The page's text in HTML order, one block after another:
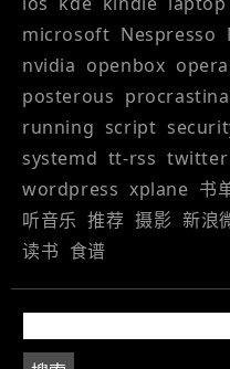
microsoft Nespresso
nvidia openbox opera
posterous
running script
systemd tt-rss twitter
wordpress xplane 书
听音乐 推荐 摄影 新浪
读书 食谱